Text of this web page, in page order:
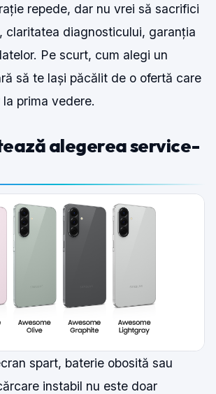
repede, dar nu vrei să sacrifici
claritatea diagnosticului, garanția
Pe scurt, cum alegi un
să te lași păcălit de o ofertă care
prima vedere.
alegerea service-
spart, baterie obosită sau
instabil nu este doar